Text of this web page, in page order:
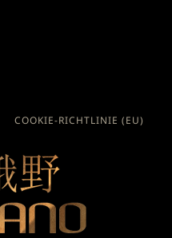
COOKIE-RICHTLINIE (EU)